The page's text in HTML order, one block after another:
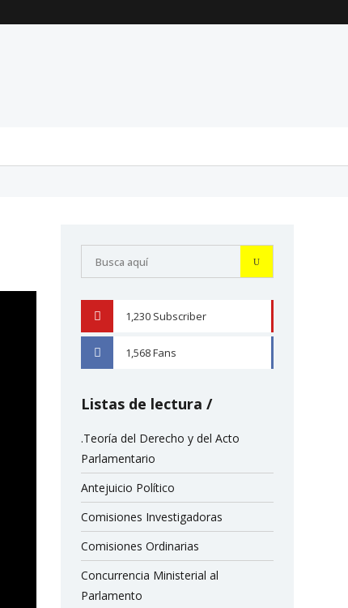
1,230 Subscriber
1,568Fans
Listas de lectura
.Teoría del Derecho y del Acto
Parlamentario
Antejuicio Político
Comisiones Investigadoras
Comisiones Ordinarias
Concurrencia Ministerial al
Parlamento